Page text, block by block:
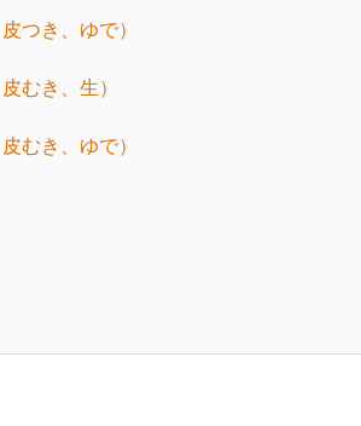
つき、ゆで）
むき、生）
むき、ゆで）